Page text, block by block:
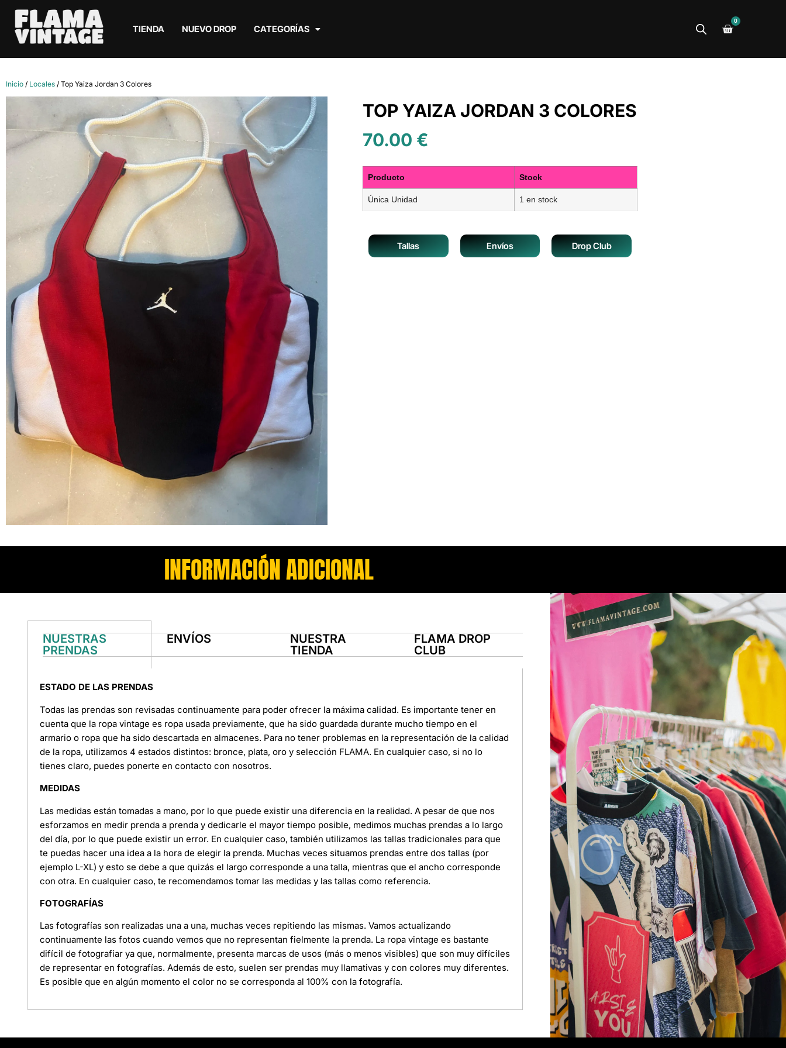
TIENDA NUEVO DROP CATEGORÍAS
0
Inicio / Locales / Top Yaiza Jordan 3 Colores
TOP YAIZA JORDAN 3 COLORES
70.00 €
Producto Stock
Única Unidad 1 en stock
Tallas Envíos Drop Club
INFORMACIÓN ADICIONAL
NUESTRAS
PRENDAS
ENVÍOS
NUESTRA
TIENDA
FLAMA DROP
CLUB
ESTADO DE LAS PRENDAS
Todas las prendas son revisadas continuamente para poder ofrecer la máxima calidad. Es importante tener en
cuenta que la ropa vintage es ropa usada previamente, que ha sido guardada durante mucho tiempo en el
armario o ropa que ha sido descartada en almacenes. Para no tener problemas en la representación de la calidad
de la ropa, utilizamos 4 estados distintos: bronce, plata, oro y selección FLAMA. En cualquier caso, si no lo
tienes claro, puedes ponerte en contacto con nosotros.
MEDIDAS
Las medidas están tomadas a mano, por lo que puede existir una diferencia en la realidad. A pesar de que nos
esforzamos en medir prenda a prenda y dedicarle el mayor tiempo posible, medimos muchas prendas a lo largo
del día, por lo que puede existir un error. En cualquier caso, también utilizamos las tallas tradicionales para que
te puedas hacer una idea a la hora de elegir la prenda. Muchas veces situamos prendas entre dos tallas (por
ejemplo L-XL) y esto se debe a que quizás el largo corresponde a una talla, mientras que el ancho corresponde
con otra. En cualquier caso, te recomendamos tomar las medidas y las tallas como referencia.
FOTOGRAFÍAS
Las fotografías son realizadas una a una, muchas veces repitiendo las mismas. Vamos actualizando
continuamente las fotos cuando vemos que no representan fielmente la prenda. La ropa vintage es bastante
difícil de fotografiar ya que, normalmente, presenta marcas de usos (más o menos visibles) que son muy difíciles
de representar en fotografías. Además de esto, suelen ser prendas muy llamativas y con colores muy diferentes.
Es posible que en algún momento el color no se corresponda al 100% con la fotografía.